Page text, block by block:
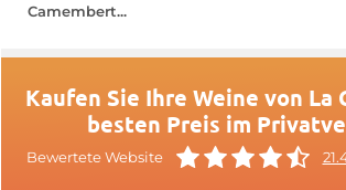
Camembert...
Kaufen Sie Ihre Weine von La
besten Preis im
Bewertete Website